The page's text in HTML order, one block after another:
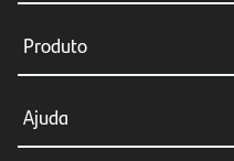
Consultar Financiamento
Renegociação
Produto
Financiar veículos
Ajuda